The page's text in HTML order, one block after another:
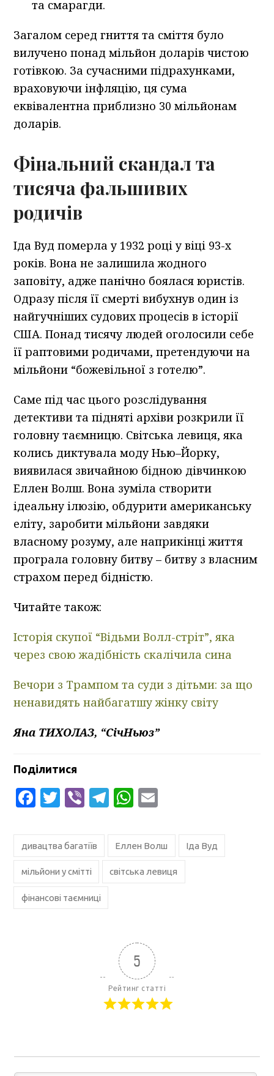
та смарагди.
Загалом серед гниття та сміття було
вилучено понад мільйон доларів чистою
готівкою. За сучасними підрахунками,
враховуючи інфляцію, ця сума
еквівалентна приблизно 30 мільйонам
доларів.
Фінальний скандал та
тисяча фальшивих
родичів
Іда Вуд померла у 1932 році у віці 93-х
років. Вона не залишила жодного
заповіту, адже панічно боялася юристів.
Одразу після її смерті вибухнув один із
найгучніших судових процесів в історії
США. Понад тисячу людей оголосили себе
її раптовими родичами, претендуючи на
мільйони “божевільної з готелю”.
Саме під час цього розслідування
детективи та підняті архіви розкрили її
головну таємницю. Світська левиця, яка
колись диктувала моду Нью–Йорку,
виявилася звичайною бідною дівчинкою
Еллен Волш. Вона зуміла створити
ідеальну ілюзію, обдурити американську
еліту, заробити мільйони завдяки
власному розуму, але наприкінці життя
програла головну битву – битву з власним
страхом перед бідністю.
Читайте також:
Історія скупої “Відьми Волл-стріт”, яка
через свою жадібність скалічила сина
Вечори з Трампом та суди з дітьми: за що
ненавидять найбагатшу жінку світу
Яна ТИХОЛАЗ, “СічНьюз”
Поділитися
Facebook
Twitter
ViberTelegram
WhatsApp
дивацтва багатіїв Еллен Волш Іда Вуд
мільйони у смітті світська левиця
фінансові таємниці
5
Рейтинг статті